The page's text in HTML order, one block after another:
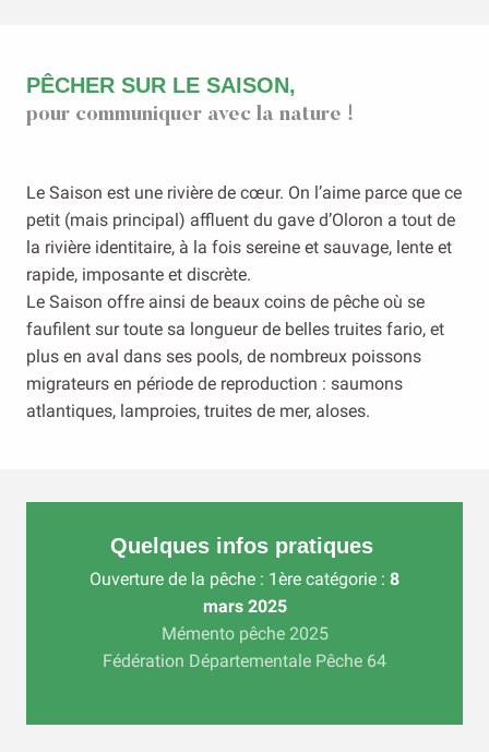
PÊCHER SUR LE SAISON,
pour communiquer avec la nature !
Le Saison est une rivière de cœur. On l’aime parce que ce
petit (mais principal) affluent du gave d’Oloron a tout de
la rivière identitaire, à la fois sereine et sauvage, lente et
rapide, imposante et discrète.
Le Saison offre ainsi de beaux coins de pêche où se
faufilent sur toute sa longueur de belles truites fario, et
plus en aval dans ses pools, de nombreux poissons
migrateurs en période de reproduction : saumons
atlantiques, lamproies, truites de mer, aloses.
Quelques infos pratiques
Ouverture de la pêche : 1ère catégorie : 8
mars 2025
Mémento pêche 2025
Fédération Départementale Pêche 64